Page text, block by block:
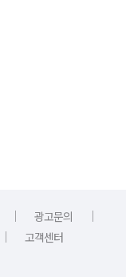
｜ 광고문의
｜
｜ 고객센터